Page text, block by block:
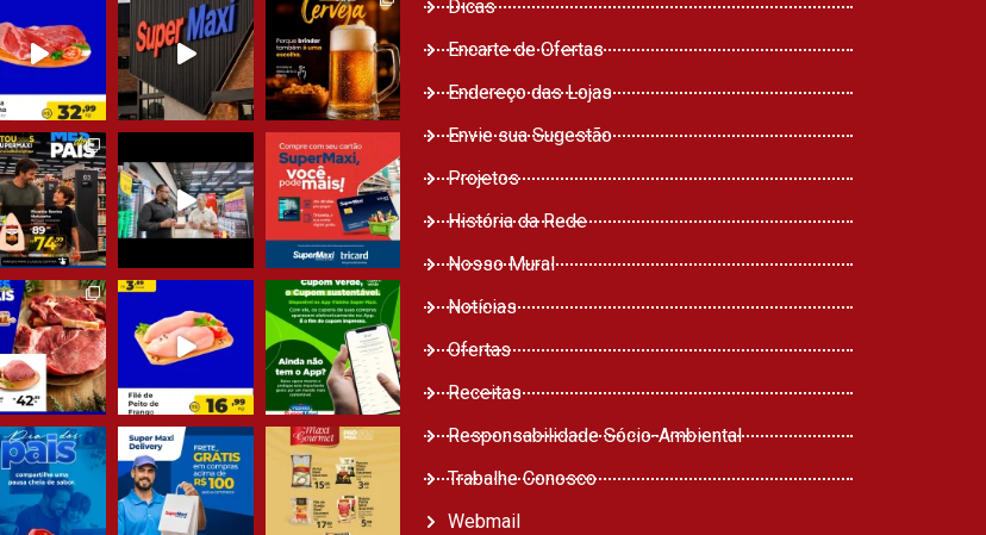
Dicas
Encarte de Ofertas
Endereço das Lojas
Envie sua Sugestão
Projetos
História da Rede
Nosso Mural
Notícias
Ofertas
Receitas
Responsabilidade Sócio-Ambiental
Trabalhe Conosco
Webmail